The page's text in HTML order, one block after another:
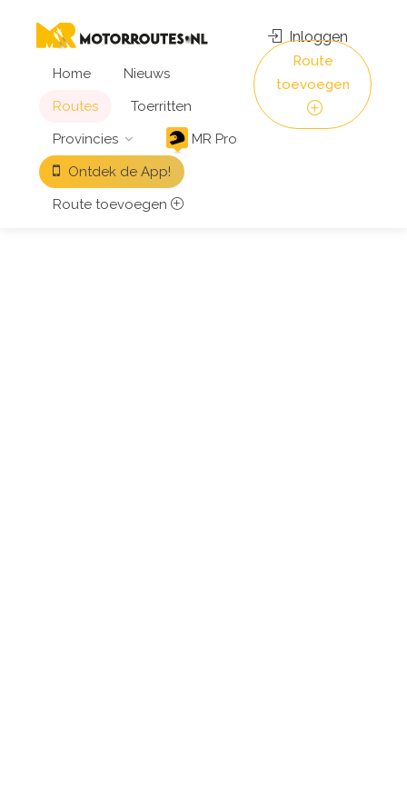
Home
Nieuws
Routes
Toerritten
Provincies
MR Pro
Ontdek de App!
Route toevoegen
Inloggen
Route
toevoegen